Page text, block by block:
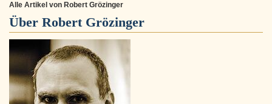
Alle Artikel von Robert Grözinger
Über Robert Grözinger